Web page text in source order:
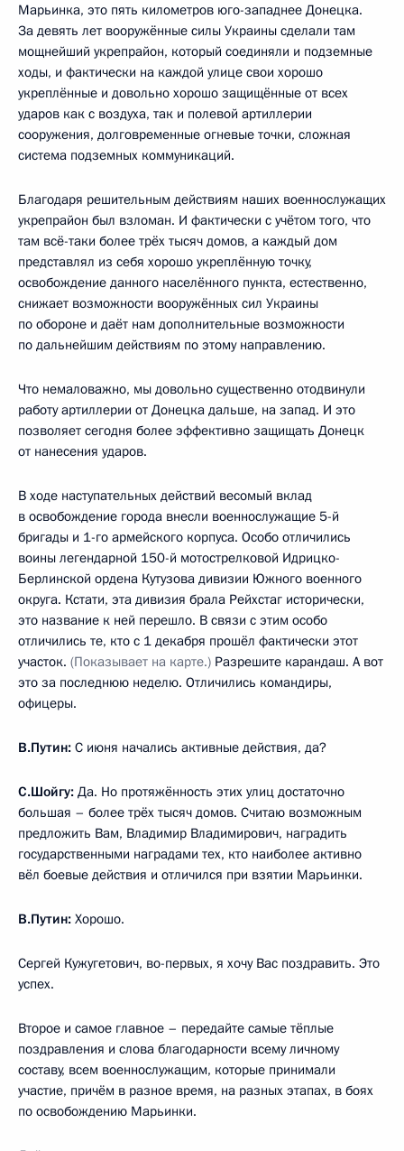
Марьинка, это пять километров юго-западнее Донецка.
За девять лет вооружённые силы Украины сделали там
мощнейший укрепрайон, который соединяли и подземные
ходы, и фактически на каждой улице свои хорошо
укреплённые и довольно хорошо защищённые от всех
ударов как с воздуха, так и полевой артиллерии
сооружения, долговременные огневые точки, сложная
система подземных коммуникаций.
Благодаря решительным действиям наших военнослужащих
укрепрайон был взломан. И фактически с учётом того, что
там всё-таки более трёх тысяч домов, а каждый дом
представлял из себя хорошо укреплённую точку,
освобождение данного населённого пункта, естественно,
снижает возможности вооружённых сил Украины
по обороне и даёт нам дополнительные возможности
по дальнейшим действиям по этому направлению.
Что немаловажно, мы довольно существенно отодвинули
работу артиллерии от Донецка дальше, на запад. И это
позволяет сегодня более эффективно защищать Донецк
от нанесения ударов.
В ходе наступательных действий весомый вклад
в освобождение города внесли военнослужащие 5-й
бригады и 1-го армейского корпуса. Особо отличились
воины легендарной 150-й мотострелковой Идрицко-
Берлинской ордена Кутузова дивизии Южного военного
округа. Кстати, эта дивизия брала Рейхстаг исторически,
это название к ней перешло. В связи с этим особо
отличились те, кто с 1 декабря прошёл фактически этот
участок. (Показывает на карте.) Разрешите карандаш. А вот
это за последнюю неделю. Отличились командиры,
офицеры.
В.Путин: С июня начались активные действия, да?
С.Шойгу: Да. Но протяжённость этих улиц достаточно
большая – более трёх тысяч домов. Считаю возможным
предложить Вам, Владимир Владимирович, наградить
государственными наградами тех, кто наиболее активно
вёл боевые действия и отличился при взятии Марьинки.
В.Путин: Хорошо.
Сергей Кужугетович, во-первых, я хочу Вас поздравить. Это
успех.
Второе и самое главное – передайте самые тёплые
поздравления и слова благодарности всему личному
составу, всем военнослужащим, которые принимали
участие, причём в разное время, на разных этапах, в боях
по освобождению Марьинки.